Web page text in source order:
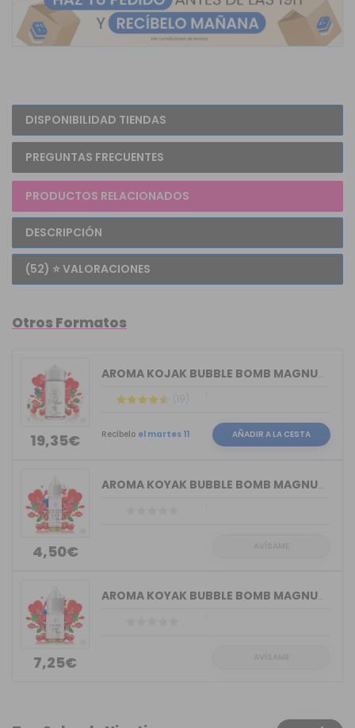
DISPONIBILIDAD TIENDAS
PREGUNTAS FRECUENTES
PRODUCTOS RELACIONADOS
DESCRIPCIÓN
(52) ⭐ VALORACIONES
Otros Formatos
19,35€
AROMA KOJAK BUBBLE BOMB MAGNUM VAPE 3...
(19)
Recíbelo el martes 11 AÑADIR A LA CESTA
4,50€
AROMA KOYAK BUBBLE BOMB MAGNUM VAPE 5...
7,25€
AROMA KOYAK BUBBLE BOMB MAGNUM VAPE 1...